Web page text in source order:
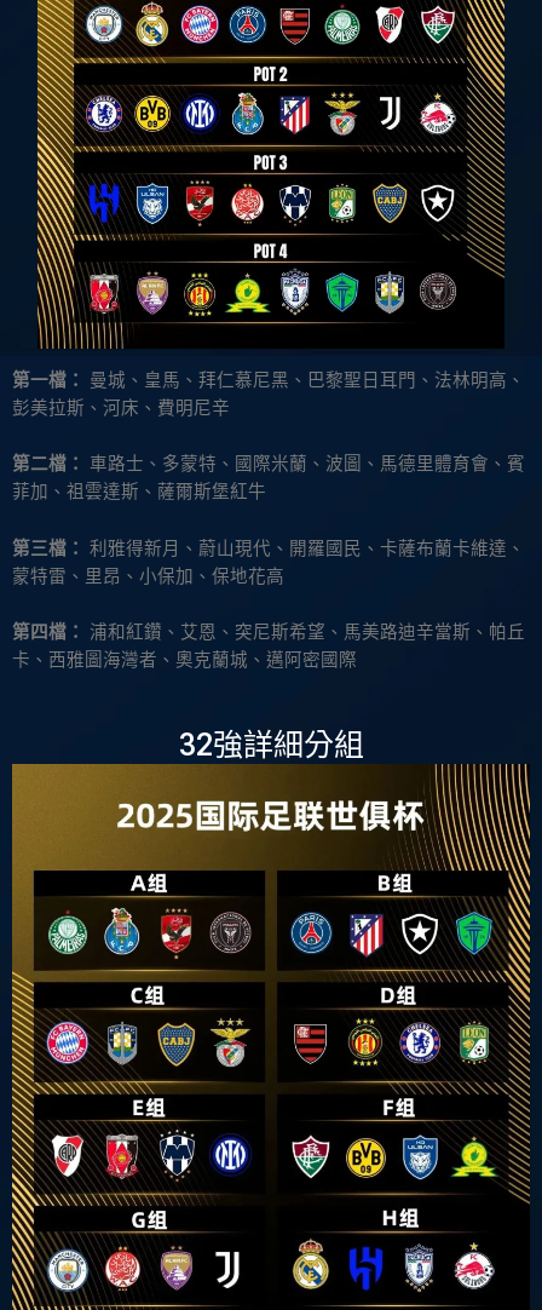
第一檔：
曼城、皇馬、拜仁慕尼黑、巴黎聖日耳門、法林明高、
彭美拉斯、河床、費明尼辛
第二檔： 車路士、多蒙特、國際米蘭、波圖、馬德里體育會、賓
菲加、祖雲達斯、薩爾斯堡紅牛
第三檔： 利雅得新月、蔚山現代、開羅國民、卡薩布蘭卡維達、
蒙特雷、里昂、小保加、保地花高
第四檔：
浦和紅鑽、艾恩、突尼斯希望、馬美路迪辛當斯、帕丘
卡、西雅圖海灣者、奧克蘭城、邁阿密國際
32強詳細分組